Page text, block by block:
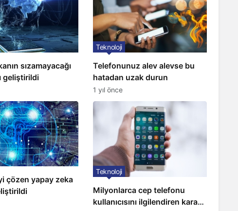
sızamayacağı
geliştirildi
Telefonunuz alev alevse bu
hatadan uzak durun
Teknoloji
1 yıl önce
çözen yapay zeka
Milyonlarca cep telefonu
kullanıcısını ilgilendiren karar:
Teknoloji